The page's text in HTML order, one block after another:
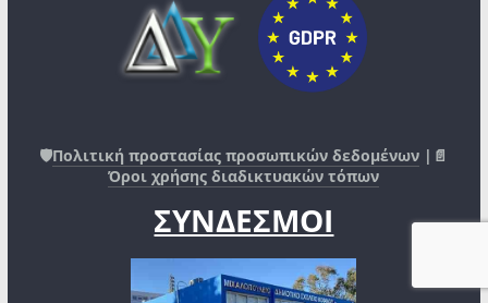
🛡️Πολιτική προστασίας προσωπικών δεδομένων |📄
Όροι χρήσης διαδικτυακών τόπων
ΣΥΝΔΕΣΜΟΙ